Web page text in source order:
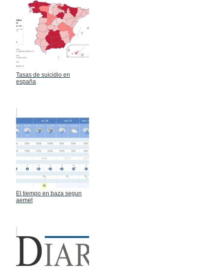
Tasas de suicidio en
españa
El tiempo en baza segun
aemet